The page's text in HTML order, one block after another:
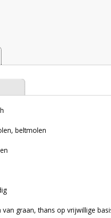
beltmolen
van graan, thans op vrijwillige